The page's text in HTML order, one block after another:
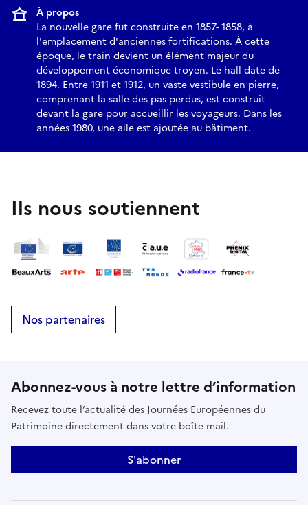
À propos
La nouvelle gare fut construite en 1857- 1858, à
l'emplacement d'anciennes fortifications. À cette
époque, le train devient un élément majeur du
développement économique troyen. Le hall date de
1894. Entre 1911 et 1912, un vaste vestibule en pierre,
comprenant la salle des pas perdus, est construit
devant la gare pour accueillir les voyageurs. Dans les
années 1980, une aile est ajoutée au bâtiment.
Ils nous soutiennent
Nos partenaires
Abonnez-vous à notre lettre d’information
Recevez toute l’actualité des Journées Européennes du
Patrimoine directement dans votre boîte mail.
S'abonner